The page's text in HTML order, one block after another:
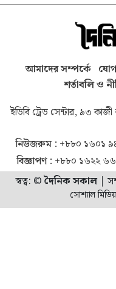
আমাদের সম্পর্কে
শর্তাবলি ও
ইডিবি ট্রেড সেন্টার, ৯৩
নিউজরুম : +৮৮০ ১৬০১
বিজ্ঞাপণ : +৮৮০ ১৬২২
স্বত্ব: ©দৈনিক সকাল|
সোশ্যাল